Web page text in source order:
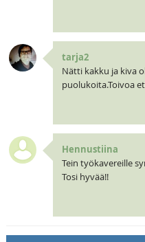
tarja2
Nätti kakku ja kiva
puolukoita.Toivoa
Hennustiina
Tein työkavereille
Tosi hyvää!!